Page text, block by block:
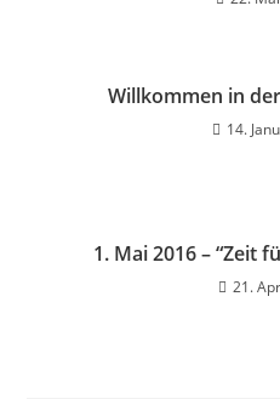
Willkommen in
14.
1. Mai 2016 – “Zeit
21.